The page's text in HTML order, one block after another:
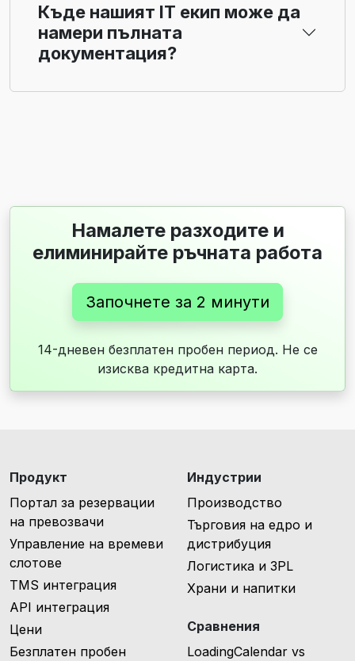
Къде нашият IT екип може да
намери пълната
документация?
Намалете разходите и
елиминирайте ръчната работа
Започнете за 2 минути
14-дневен безплатен пробен период. Не се
изисква кредитна карта.
Продукт
Портал за резервации
на превозвачи
Управление на времеви
слотове
TMS интеграция
API интеграция
Цени
Безплатен пробен
Индустрии
Производство
Търговия на едро и
дистрибуция
Логистика и 3PL
Храни и напитки
Сравнения
LoadingCalendar vs